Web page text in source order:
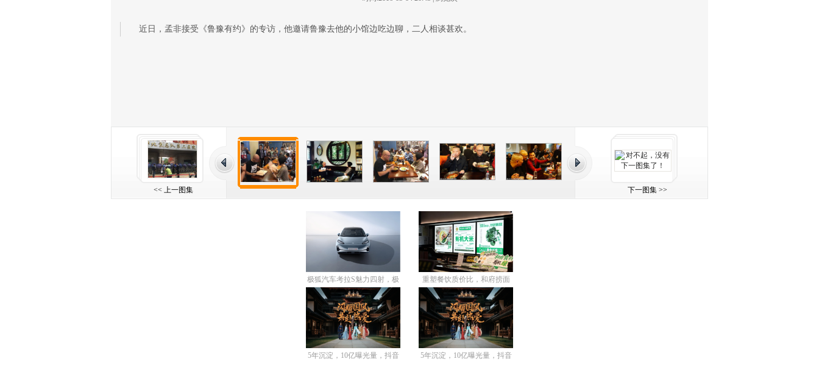
近日，孟非接受《鲁豫有约》的专访，他邀请鲁豫去他的小馆边吃边聊，二人相谈甚欢。
<< 上一图集 下一图集 >>
极狐汽车考拉S魅力四射，极
狐汽车为城
重塑餐饮质价比，和府捞面
如何逆势而上
5年沉淀，10亿曝光量，抖音
5年沉淀，10亿曝光量，抖音